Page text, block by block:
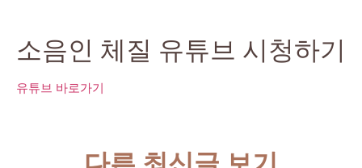
소음인 체질 유튜브 시청하기
유튜브 바로가기